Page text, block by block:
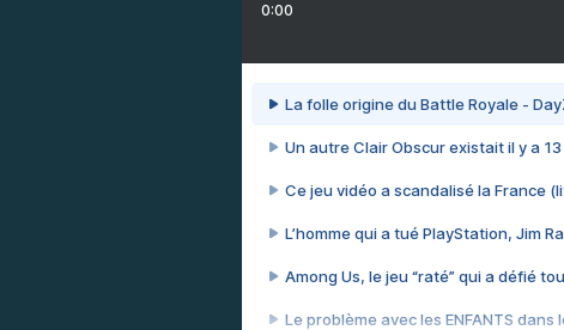
0:00
La folle origine du Battle Royale -
Un autre Clair Obscur existait il y a
Ce jeu vidéo a scandalisé la France
L’homme qui a tué PlayStation, Jim
Among Us, le jeu “raté” qui a défié
Le problème avec les ENFANTS dans